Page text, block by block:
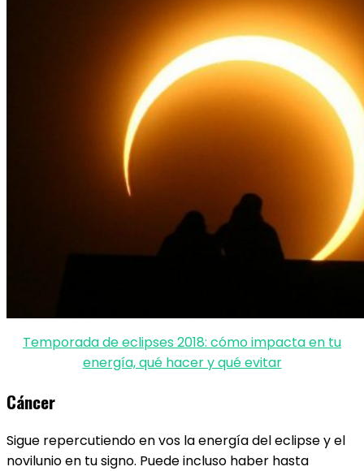
Temporada de eclipses 2018: cómo impacta en tu
energía, qué hacer y qué evitar
Cáncer
Sigue repercutiendo en vos la energía del eclipse y el
novilunio en tu signo. Puede incluso haber hasta